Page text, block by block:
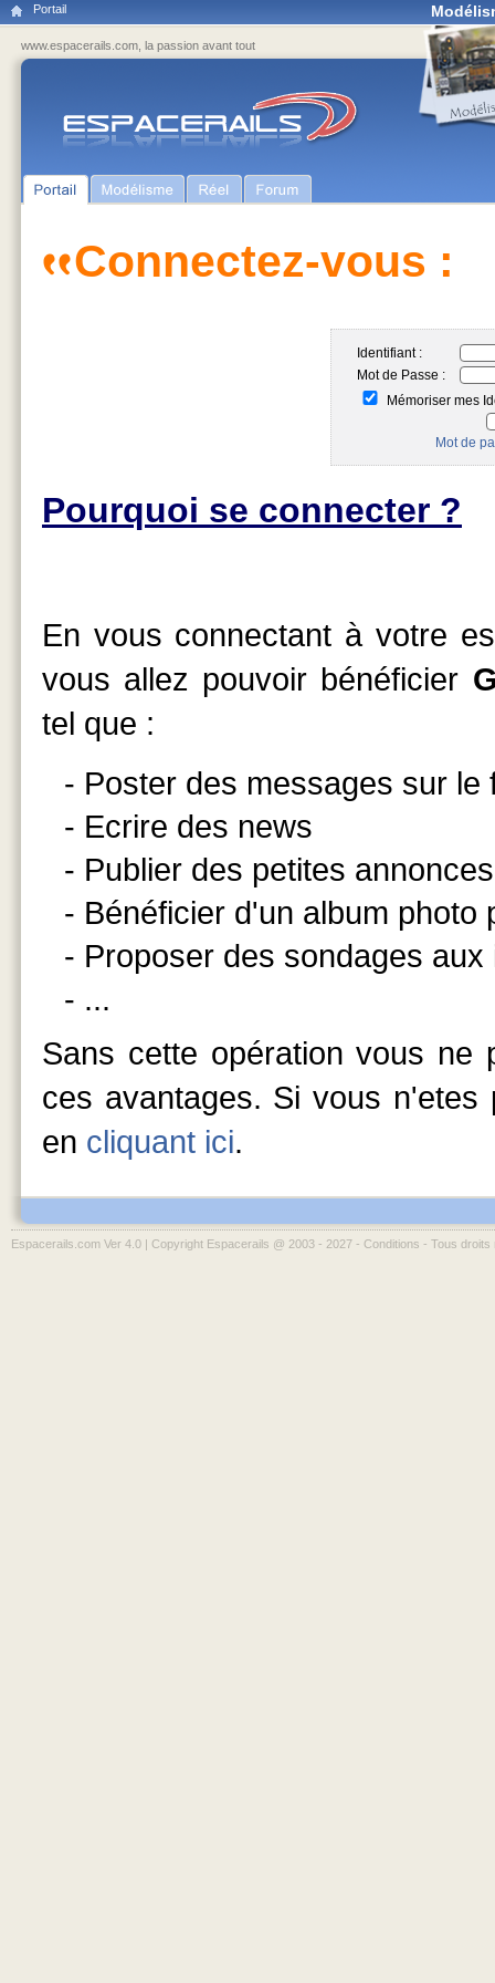
Portail
www.espacerails.com, la passion avant tout
Connectez-vous :
Identifiant :
Mot de Passe :
Mémoriser mes
Mot de
Pourquoi se connecter ?
En vous connectant à votre
vous allez pouvoir bénéficier
tel que :
- Poster des messages sur le
- Ecrire des news
- Publier des petites annonces
- Bénéficier d'un album
- Proposer des sondages aux
- ...
Sans cette opération vous ne
ces avantages. Si vous
en cliquant ici.
Espacerails.com Ver 4.0 | Copyright Espacerails @ 2003 - 2027 - Conditions - Tous droits